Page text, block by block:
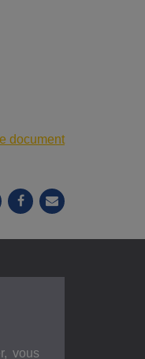
document
vous